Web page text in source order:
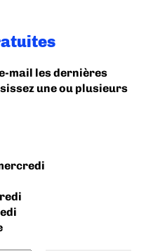
mail les dernières
une ou plusieurs